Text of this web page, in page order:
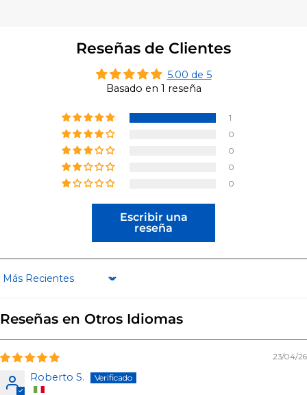
Reseñas de Clientes
5.00 de 5
Basado en 1 reseña
1
0
0
0
0
Escribir una
reseña
Sort by
Reseñas en Otros Idiomas
23/04/26
Roberto S.